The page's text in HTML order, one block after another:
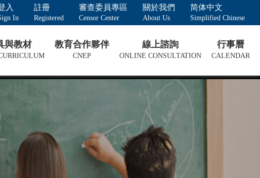
入
In
註冊
Registered
審查委員專區
Censor Center
關於我們
About Us
简体中文
Simplified Chinese
與教材 教育合作夥伴
CNEP
線上諮詢
ONLINE CONSULTATION
行事曆
CALENDAR